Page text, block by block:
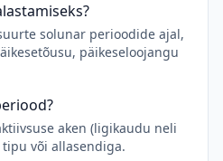
solunar perioodide ajal,
päikeseloojangu
aken (ligikaudu neli
või allasendiga.